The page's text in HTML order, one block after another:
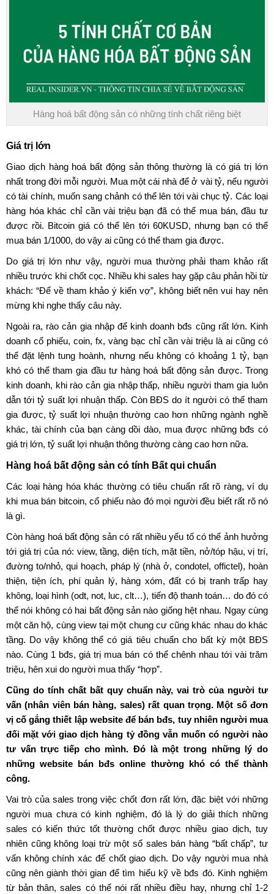
Hàng hoá bất động sản có những tính chất riêng biệt
Giá trị lớn
Giao dịch hàng hoá bất động sảnthông thường là có giá trị lớn
nhất trong đời mỗi người. Mua một cái nhà để ở vài tỷ, nếu người
có tài chính, muốn sang chảnh có thể lên tới vài chục tỷ. Các loại
hàng hóa khác chỉ cần vài triệu bạn đã có thể mua bán, đầu tư
được rồi. Bitcoin giá có thể lên tới 60KUSD, nhưng bạn có thể
mua bán 1/1000, do vậy ai cũng có thể tham gia được.
Do giá trị lớn như vậy, người mua thường phải tham khảo rất
nhiều trước khi chốt cọc. Nhiều khi sales hay gặp câu phản hồi từ
khách: “Để về tham khảo ý kiến vợ”, không biết nên vui hay nên
mừng khi nghe thấy câu này.
Ngoài ra, rào cản gia nhập để kinh doanh bđs cũng rất lớn. Kinh
doanh cổ phiếu, coin, fx, vàng bạc chỉ cần vài triệu là ai cũng có
thể đặt lệnh tung hoành, nhưng nếu không có khoảng 1 tỷ, bạn
khó có thể tham gia đầu tư hàng hoá bất động sản được. Trong
kinh doanh, khi rào cản gia nhập thấp, nhiều người tham gia luôn
dẫn tới tỷ suất lợi nhuận thấp. Còn BĐS do ít người có thể tham
gia được, tỷ suất lợi nhuận thường cao hơn những ngành nghề
khác, tài chính của bạn càng dồi dào, mua được những bđs có
giá trị lớn, tỷ suất lợi nhuận thông thường càng cao hơn nữa.
Hàng hoá bất động sản có tính Bất qui chuẩn
Các loại hàng hóa khác thường có tiêu chuẩn rất rõ ràng, ví dụ
khi mua bán bitcoin, cổ phiếu nào đó mọi người đều biết rất rõ nó
là gì.
Còn hàng hoá bất động sảncó rất nhiều yếu tố có thể ảnh hưởng
tới giá trị của nó: view, tầng, diện tích, mặt tiền, nở/tóp hậu, vị trí,
đường to/nhỏ, qui hoạch, pháp lý (nhà ở, condotel, offictel), hoàn
thiện, tiện ích, phí quản lý, hàng xóm, đất có bị tranh trấp hay
không, loại hình (odt, not, luc, clt…), tiến độ thanh toán… do đó có
thể nói không có hai bất động sản nào giống hệt nhau. Ngay cùng
một căn hộ, cùng view tại một chung cư cũng khác nhau do khác
tầng. Do vậy không thể có giá tiêu chuẩn cho bất kỳ một BĐS
nào. Cùng 1 bđs, giá trị mua bán có thể chênh nhau tới vài trăm
triệu, hên xui do người mua thấy “hợp”.
Cũng do tính chất bất quy chuẩn này, vai trò của người tư
vấn (nhân viên bán hàng, sales) rất quan trọng. Một số đơn
vị cố gắng thiết lập website để bán bđs, tuy nhiên người mua
đối mặt với giao dịch hàng tỷ đồng vẫn muốn có người nào
tư vấn trực tiếp cho mình. Đó là một trong những lý do
những website bán bđs online thường khó có thể thành
công.
Vai trò của sales trong việc chốt đơn rất lớn, đặc biệt với những
người mua chưa có kinh nghiệm, đó là lý do giải thích những
sales có kiến thức tốt thường chốt được nhiều giao dịch, tuy
nhiên cũng không loại trừ một số sales bán hàng “bất chấp”, tư
vấn không chính xác để chốt giao dịch. Do vậy người mua nhà
cũng nên giành thời gian để tìm hiểu kỹ về bđs đó. Kinh nghiệm
từ bản thân, sales có thể nói rất nhiều điều hay, nhưng chỉ 1-2